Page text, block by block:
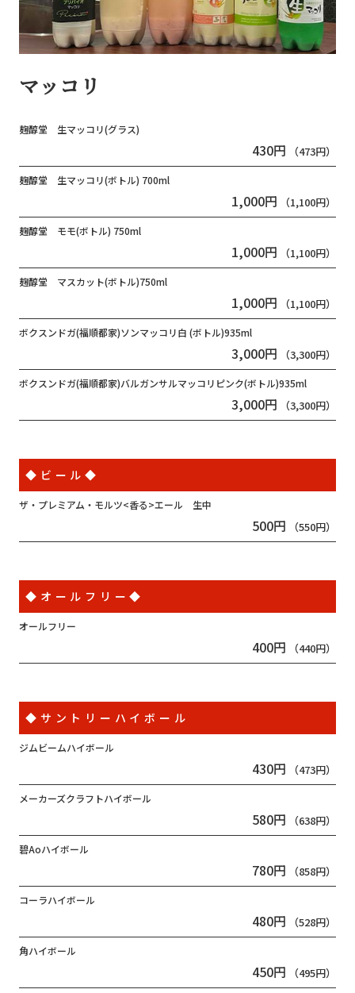
マッコリ
麹醇堂 生マッコリ(グラス)
430円 （473円）
麹醇堂 生マッコリ(ボトル) 700ml
1,000円 （1,100円）
麹醇堂 モモ(ボトル) 750ml
1,000円 （1,100円）
麹醇堂 マスカット(ボトル)750ml
1,000円 （1,100円）
ボクスンドガ(福順都家)​​​​​​ソンマッコリ白 (ボトル)935ml
3,000円 （3,300円）
ボクスンドガ(福順都家)​​​​​​バルガンサルマッコリピンク(ボトル)935ml
3,000円 （3,300円）
◆ビール◆
ザ・プレミアム・モルツ<香る>エール 生中
500円 （550円）
◆オールフリー◆
オールフリー
400円 （440円）
◆サントリーハイボール
ジムビームハイボール
430円 （473円）
メーカーズクラフトハイボール
580円 （638円）
碧Aoハイボール
780円 （858円）
コーラハイボール
480円 （528円）
角ハイボール
450円 （495円）